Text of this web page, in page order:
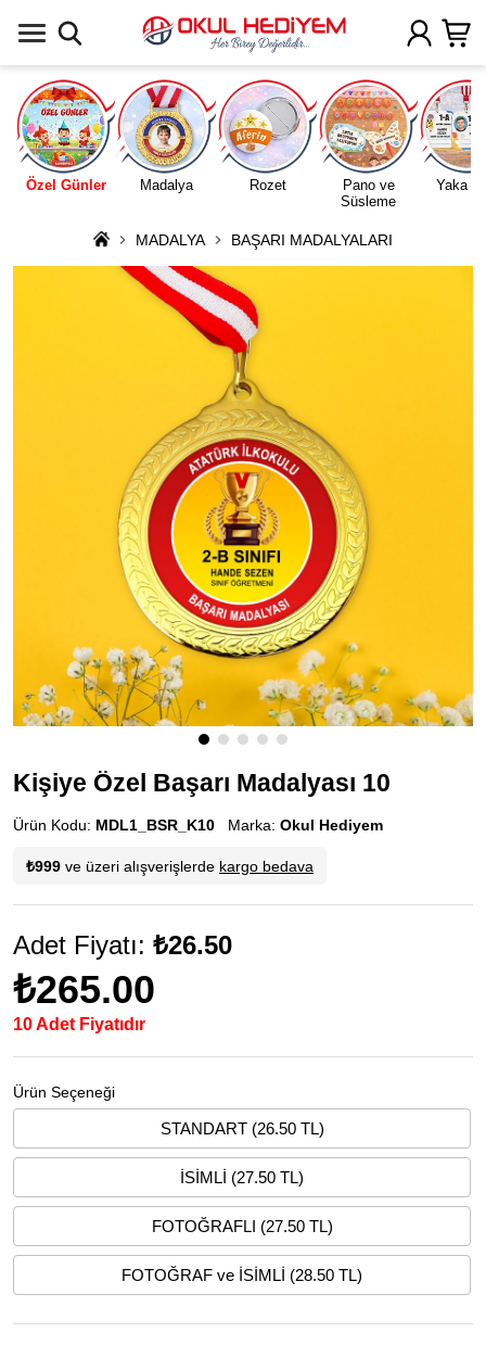
Özel Günler Madalya Rozet
Pano ve
Süsleme
Yaka
MADALYA BAŞARI MADALYALARI
Kişiye Özel Başarı Madalyası 10
Ürün Kodu: MDL1_BSR_K10 Marka: Okul Hediyem
₺999 ve üzeri alışverişlerde kargo bedava
Adet Fiyatı: ₺26.50
₺265.00
10 Adet Fiyatıdır
Ürün Seçeneği
STANDART (26.50 TL)
İSİMLİ (27.50 TL)
FOTOĞRAFLI (27.50 TL)
FOTOĞRAF ve İSİMLİ (28.50 TL)
Uygulamada Aç